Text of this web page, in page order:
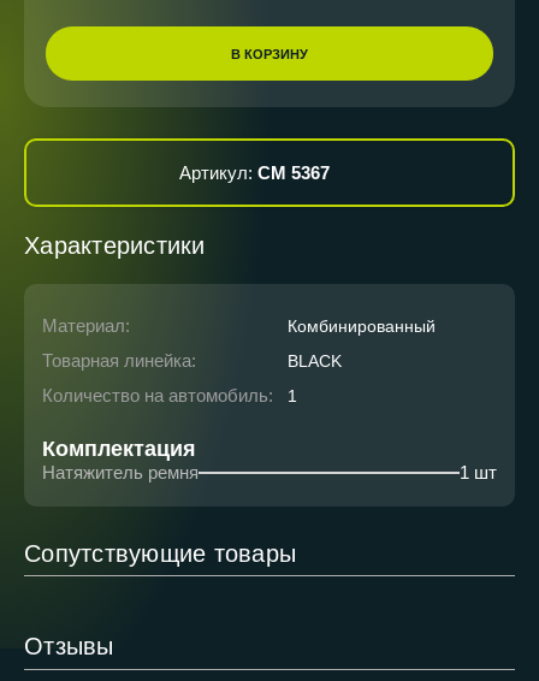
В КОРЗИНУ
Артикул:CM 5367
Характеристики
Материал: Комбинированный
Товарная линейка: BLACK
Количество на автомобиль: 1
Комплектация
Натяжитель ремня 1 шт
Сопутствующие товары
Отзывы